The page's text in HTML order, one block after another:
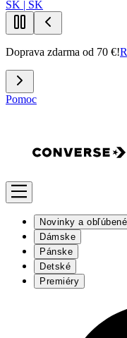
SK | SK
Doprava zdarma od 70 €!
Pomoc
Novinky a obľúbené
Dámske
Pánske
Detské
Premiéry